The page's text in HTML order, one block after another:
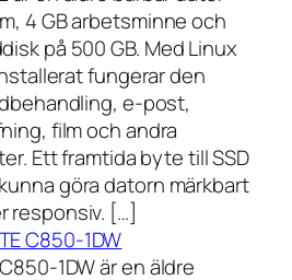
4 GB arbetsminne och
på 500 GB. Med Linux
fungerar den
e-post,
film och andra
Ett framtida byte till SSD
göra datorn märkbart
responsiv. […]
C850-1DW
1DW är en äldre